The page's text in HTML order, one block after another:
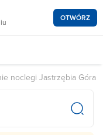
OTWÓRZ
noclegi Jastrzębia Góra